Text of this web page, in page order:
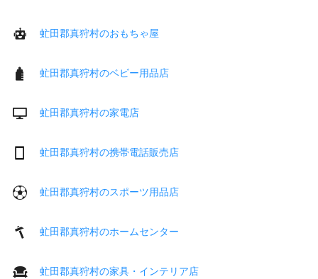
虻田郡真狩村のおもちゃ屋
虻田郡真狩村のベビー用品店
虻田郡真狩村の家電店
虻田郡真狩村の携帯電話販売店
虻田郡真狩村のスポーツ用品店
虻田郡真狩村のホームセンター
虻田郡真狩村の家具・インテリア店